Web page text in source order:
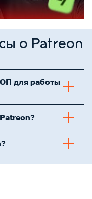
о Patreon
для работы